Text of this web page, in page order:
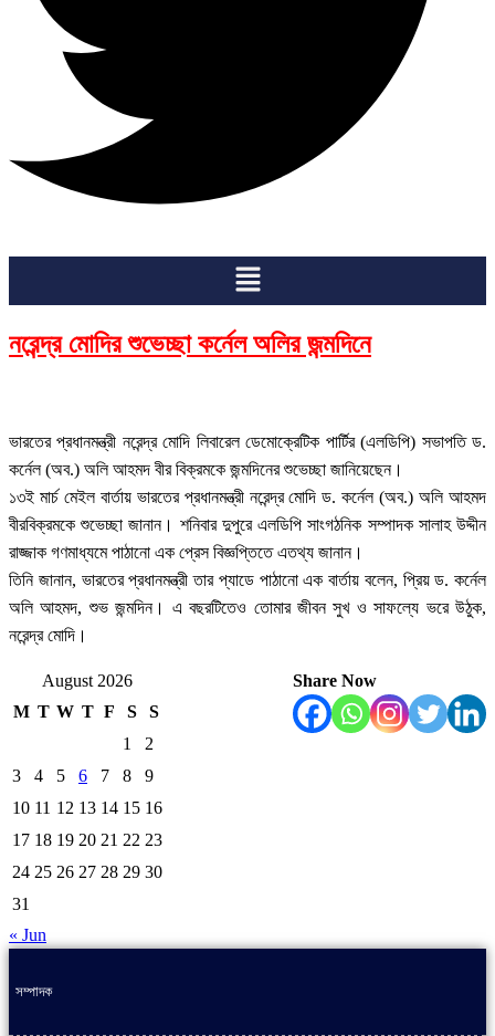
Menu
নরেন্দ্র মোদির শুভেচ্ছা কর্নেল অলির জন্মদিনে
ভারতের প্রধানমন্ত্রী নরেন্দ্র মোদি লিবারেল ডেমোক্রেটিক পার্টির (এলডিপি) সভাপতি ড.
কর্নেল (অব.) অলি আহমদ বীর বিক্রমকে জন্মদিনের শুভেচ্ছা জানিয়েছেন।
১৩ই মার্চ মেইল বার্তায় ভারতের প্রধানমন্ত্রী নরেন্দ্র মোদি ড. কর্নেল (অব.) অলি আহমদ
বীরবিক্রমকে শুভেচ্ছা জানান। শনিবার দুপুরে এলডিপি সাংগঠনিক সম্পাদক সালাহ উদ্দীন
রাজ্জাক গণমাধ্যমে পাঠানো এক প্রেস বিজ্ঞপ্তিতে এতথ্য জানান।
তিনি জানান, ভারতের প্রধানমন্ত্রী তার প্যাডে পাঠানো এক বার্তায় বলেন, প্রিয় ড. কর্নেল
অলি আহমদ, শুভ জন্মদিন। এ বছরটিতেও তোমার জীবন সুখ ও সাফল্যে ভরে উঠুক,
নরেন্দ্র মোদি।
Share Now
August 2026
M T W T F S
S
1
2
3
4 5 6 7 8
9
10 11 12 13 14 15 16
17 18 19 20 21 22 23
24 25 26 27 28 29 30
31
« Jun
সম্পাদক